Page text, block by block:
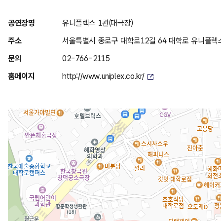
위
치
안
내
공연장명
유니플렉스 1관(대극장)
주소
서울특별시 종로구 대학로12길 64 대학로 유니플렉
문의
02-766-2115
홈페이지
http://www.uniplex.co.kr/